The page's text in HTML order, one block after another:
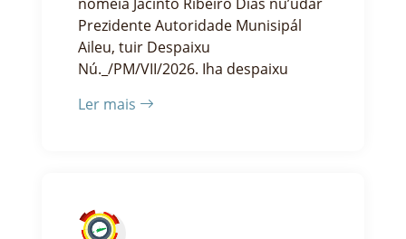
Prezidente Autoridade Munisipál
Aileu, tuir Despaixu
Nú._/PM/VII/2026. Iha despaixu
Ler mais